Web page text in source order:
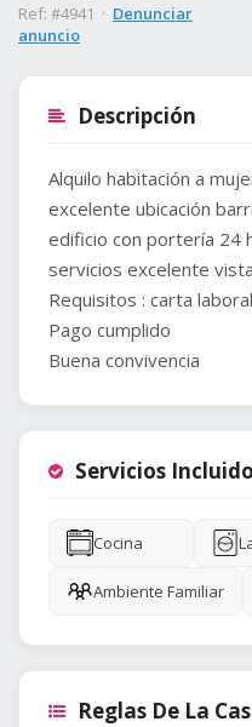
Ref: #4941 · Denunciar
anuncio
Descripción
Alquilo habitación a
excelente ubicación
edificio con portería 24
servicios excelente
Requisitos : carta laboral
Pago cumplido
Buena convivencia
Servicios
Cocina
Ambiente Familiar
Reglas De La